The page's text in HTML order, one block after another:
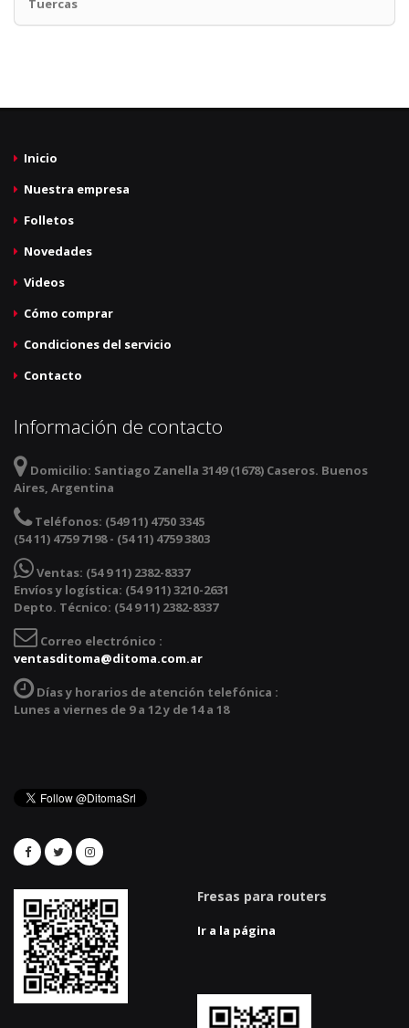
Tuercas
Inicio
Nuestra empresa
Folletos
Novedades
Videos
Cómo comprar
Condiciones del servicio
Contacto
Información de contacto
Domicilio: Santiago Zanella 3149 (1678) Caseros. Buenos
Aires, Argentina
Teléfonos: (549 11) 4750 3345
(54 11) 4759 7198 - (54 11) 4759 3803
Ventas: (54 9 11) 2382-8337
Envíos y logística: (54 9 11) 3210-2631
Depto. Técnico: (54 9 11) 2382-8337
Correo electrónico :
ventasditoma@ditoma.com.ar
Días y horarios de atención telefónica :
Lunes a viernes de 9 a 12 y de 14 a 18
Fresas para routers
Ir a la página